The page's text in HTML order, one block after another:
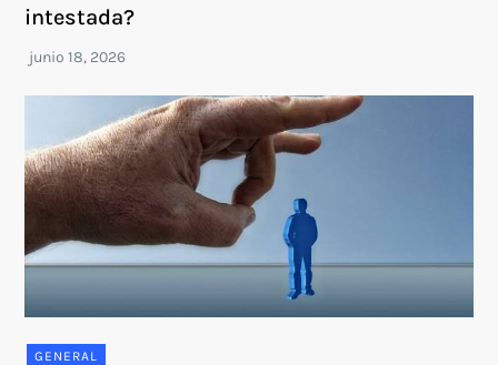
intestada?
GENERAL